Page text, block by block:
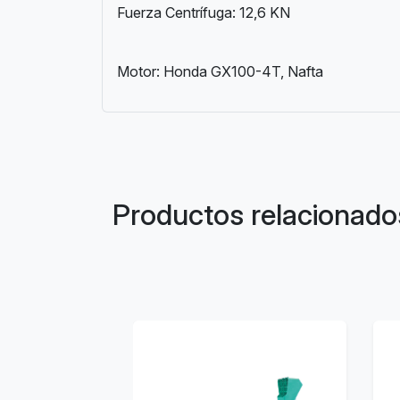
Fuerza Centrífuga: 12,6 KN
Motor: Honda GX100-4T, Nafta
Productos